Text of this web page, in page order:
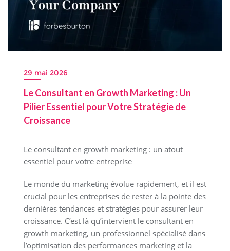
29 mai 2026
Le Consultant en Growth Marketing : Un
Pilier Essentiel pour Votre Stratégie de
Croissance
Le consultant en growth marketing : un atout
essentiel pour votre entreprise
Le monde du marketing évolue rapidement, et il est
crucial pour les entreprises de rester à la pointe des
dernières tendances et stratégies pour assurer leur
croissance. C’est là qu’intervient le consultant en
growth marketing, un professionnel spécialisé dans
l’optimisation des performances marketing et la